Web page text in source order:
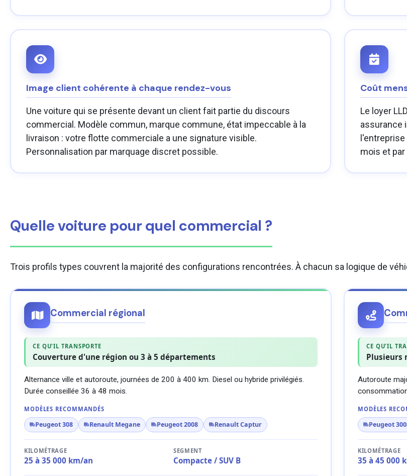
Image client cohérente à chaque rendez-vous
Une voiture qui se présente devant un client fait partie du discours
commercial. Modèle commun, marque commune, état impeccable à la
livraison : votre flotte commerciale a une signature visible.
Personnalisation par marquage discret possible.
Coût
Le loyer
assurance
mois et
Quelle voiture pour quel commercial ?
Trois profils types couvrent la majorité des configurations rencontrées. À chacun sa logique de
Commercial régional
CE QU'IL TRANSPORTE
Couverture d'une région ou 3 à 5 départements
Alternance ville et autoroute, journées de 200 à 400 km. Diesel ou hybride privilégiés.
Durée conseillée 36 à 48 mois.
MODÈLES RECOMMANDÉS
Peugeot 308 Renault Megane Peugeot 2008 Renault Captur
KILOMÉTRAGE
25 à 35 000 km/an
SEGMENT
Compacte / SUV B
CE QU'IL
Plusieurs
Autoroute
MODÈLES
Peugeot
KILOMÉTRAGE
35 à 45 000